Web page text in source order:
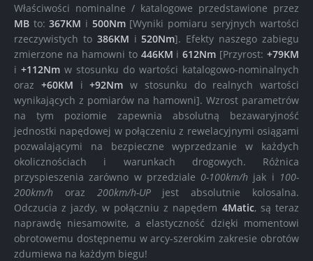
Właściwości nominalne / katalogowe przedstawione przez
MB to:367KM i 500Nm[Wyniki pomiaru seryjnych wartości
rzeczywistych to 386KM i520Nm]. Efekty naszego zabiegu
zmierzone na hamowni to 446KM i612Nm [Przyrost: +79KM
i +112Nm w stosunku do wartości katalogowo-nominalnych
oraz +60KM i+92Nm w stosunku do realnych wartości
wynikających z pomiarów na hamowni]. Wzrost parametrów
na tym poziomie zapewnia absolutną bezawaryjność
jednostki napędowej w połączeniu z rewelacyjnymi osiągami
pozwalającymi na bezpieczne wyprzedzanie w każdych
okolicznościach i warunkach drogowych. Różnica
przyspieszenia zarówno w przedziale 0-100km/h jak i 100-
200km/h oraz 200km/h-UPjest absolutnie kolosalna.
Odczucia z jazdy, w połączniu z napędem 4Matic, są teraz
naprawdę niesamowite, a elastyczność dzięki momentowi
obrotowemu dostępnemu w arcy-szerokim zakresie obrotów
zdumiewa na każdym biegu!